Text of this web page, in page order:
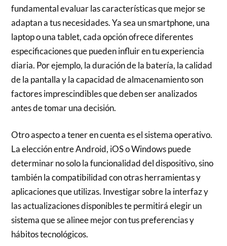
fundamental evaluar las características que mejor se
adaptan a tus necesidades. Ya sea un smartphone, una
laptop o una tablet, cada opción ofrece diferentes
especificaciones que pueden influir en tu experiencia
diaria. Por ejemplo, la duración de la batería, la calidad
de la pantalla y la capacidad de almacenamiento son
factores imprescindibles que deben ser analizados
antes de tomar una decisión.
Otro aspecto a tener en cuenta es el sistema operativo.
La elección entre Android, iOS o Windows puede
determinar no solo la funcionalidad del dispositivo, sino
también la compatibilidad con otras herramientas y
aplicaciones que utilizas. Investigar sobre la interfaz y
las actualizaciones disponibles te permitirá elegir un
sistema que se alinee mejor con tus preferencias y
hábitos tecnológicos.